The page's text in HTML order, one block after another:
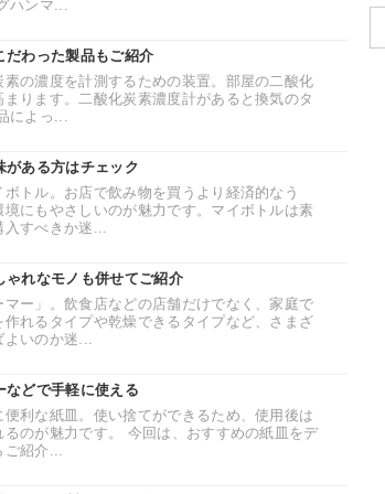
ハンマ...
だわった製品もご紹介
の濃度を計測するための装置。部屋の二酸化
ります。二酸化炭素濃度計があると換気のタ
によっ...
がある方はチェック
トル。お店で飲み物を買うより経済的なう
にもやさしいのが魅力です。マイボトルは素
すべきか迷...
ゃれなモノも併せてご紹介
ー」。飲食店などの店舗だけでなく、家庭で
れるタイプや乾燥できるタイプなど、さまざ
いのか迷...
などで手軽に使える
利な紙皿。使い捨てができるため、使用後は
のが魅力です。 今回は、おすすめの紙皿をデ
紹介...